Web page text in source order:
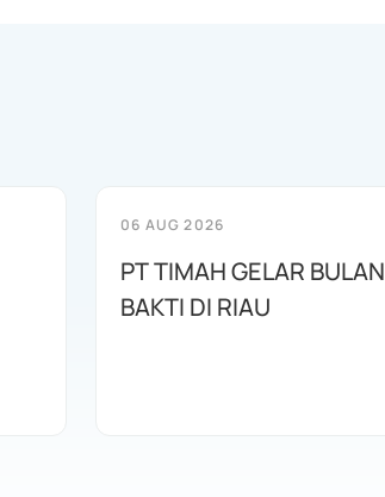
06 AUG 2026
PT TIMAH GELAR BULAN
BAKTI DI RIAU